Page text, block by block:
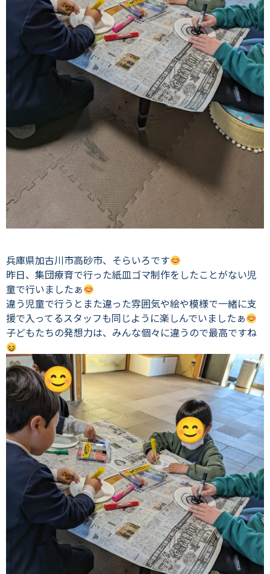
兵庫県加古川市高砂市、そらいろです
昨日、集団療育で行った紙皿ゴマ制作をしたことがない児
童で行いましたぁ
違う児童で行うとまた違った雰囲気や絵や模様で一緒に支
援で入ってるスタッフも同じように楽しんでいましたぁ
子どもたちの発想力は、みんな個々に違うので最高ですね